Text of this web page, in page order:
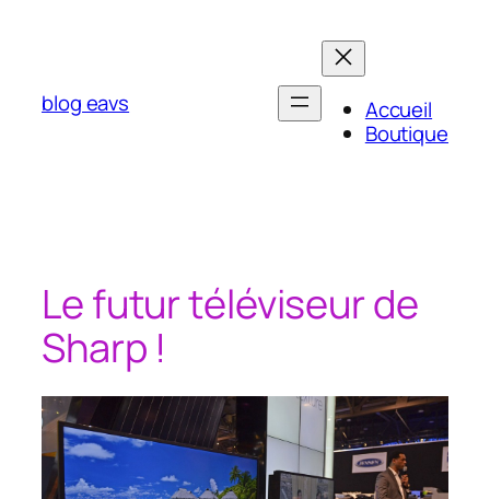
blog eavs
Accueil
Boutique
Le futur téléviseur de
Sharp !